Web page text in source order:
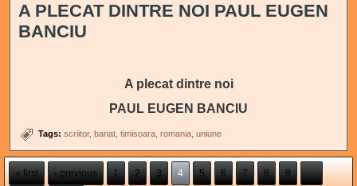
A PLECAT DINTRE NOI PAUL EUGEN
BANCIU
A plecat dintre noi
PAUL EUGEN BANCIU
Tags:scriitor banat timisoara romania uniune
Pages
« first ‹ previous 1 2 3 4 5 6 7 8 9 …